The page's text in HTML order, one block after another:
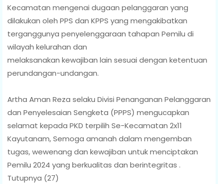
Kecamatan mengenai dugaan pelanggaran yang
dilakukan oleh PPS dan KPPS yang mengakibatkan
terganggunya penyelenggaraan tahapan Pemilu di
wilayah kelurahan dan
melaksanakan kewajiban lain sesuai dengan ketentuan
perundangan-undangan.
Artha Aman Reza selaku Divisi Penanganan Pelanggaran
dan Penyelesaian Sengketa (PPPS) mengucapkan
selamat kepada PKD terpilih Se-Kecamatan 2x11
Kayutanam, Semoga amanah dalam mengemban
tugas, wewenang dan kewajiban untuk menciptakan
Pemilu 2024 yang berkualitas dan berintegritas .
Tutupnya (27)